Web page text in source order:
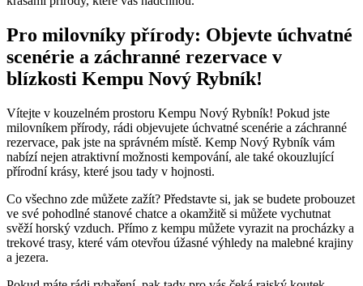
Pro milovníky přírody: Objevte úchvatné
scenérie a záchranné rezervace v
blízkosti Kempu Nový Rybník!
Vítejte v kouzelném prostoru Kempu Nový Rybník! Pokud jste
milovníkem přírody, rádi objevujete úchvatné scenérie a záchranné
rezervace, pak jste na správném místě. Kemp Nový Rybník vám
nabízí nejen atraktivní možnosti kempování, ale také okouzlující
přírodní krásy, které jsou tady v hojnosti.
Co všechno zde můžete zažít? Představte si, jak se budete probouzet
ve své pohodlné stanové chatce a okamžitě si můžete vychutnat
svěží horský vzduch. Přímo z kempu můžete vyrazit na procházky a
trekové trasy, které vám otevřou úžasné výhledy na malebné krajiny
a jezera.